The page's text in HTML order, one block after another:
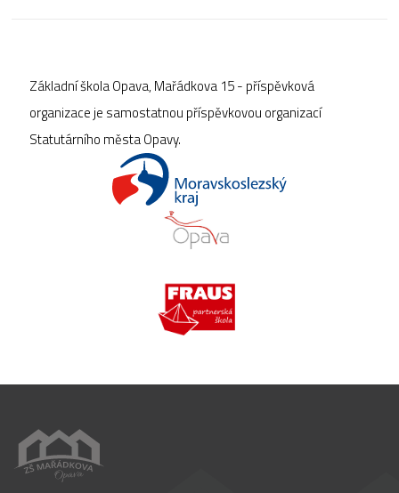
Základní škola Opava, Mařádkova 15 - příspěvková
organizace je samostatnou příspěvkovou organizací
Statutárního města Opavy.